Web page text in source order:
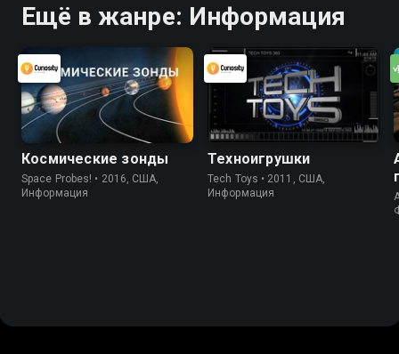
Ещё в жанре: Информация
Космические зонды
Space Probes! • 2016, США,
Информация
Техноигрушки
Tech Toys • 2011, США,
Информация